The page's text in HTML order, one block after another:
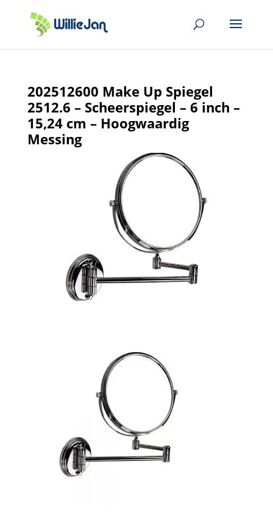
202512600 Make Up Spiegel
2512.6 – Scheerspiegel – 6 inch –
15,24 cm – Hoogwaardig
Messing